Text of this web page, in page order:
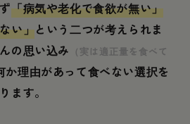
「病気や老化で食欲が無い」
い」という二つが考えられま
の思い込み （実は適正量を食べて
か理由があって食べない選択を
ます。